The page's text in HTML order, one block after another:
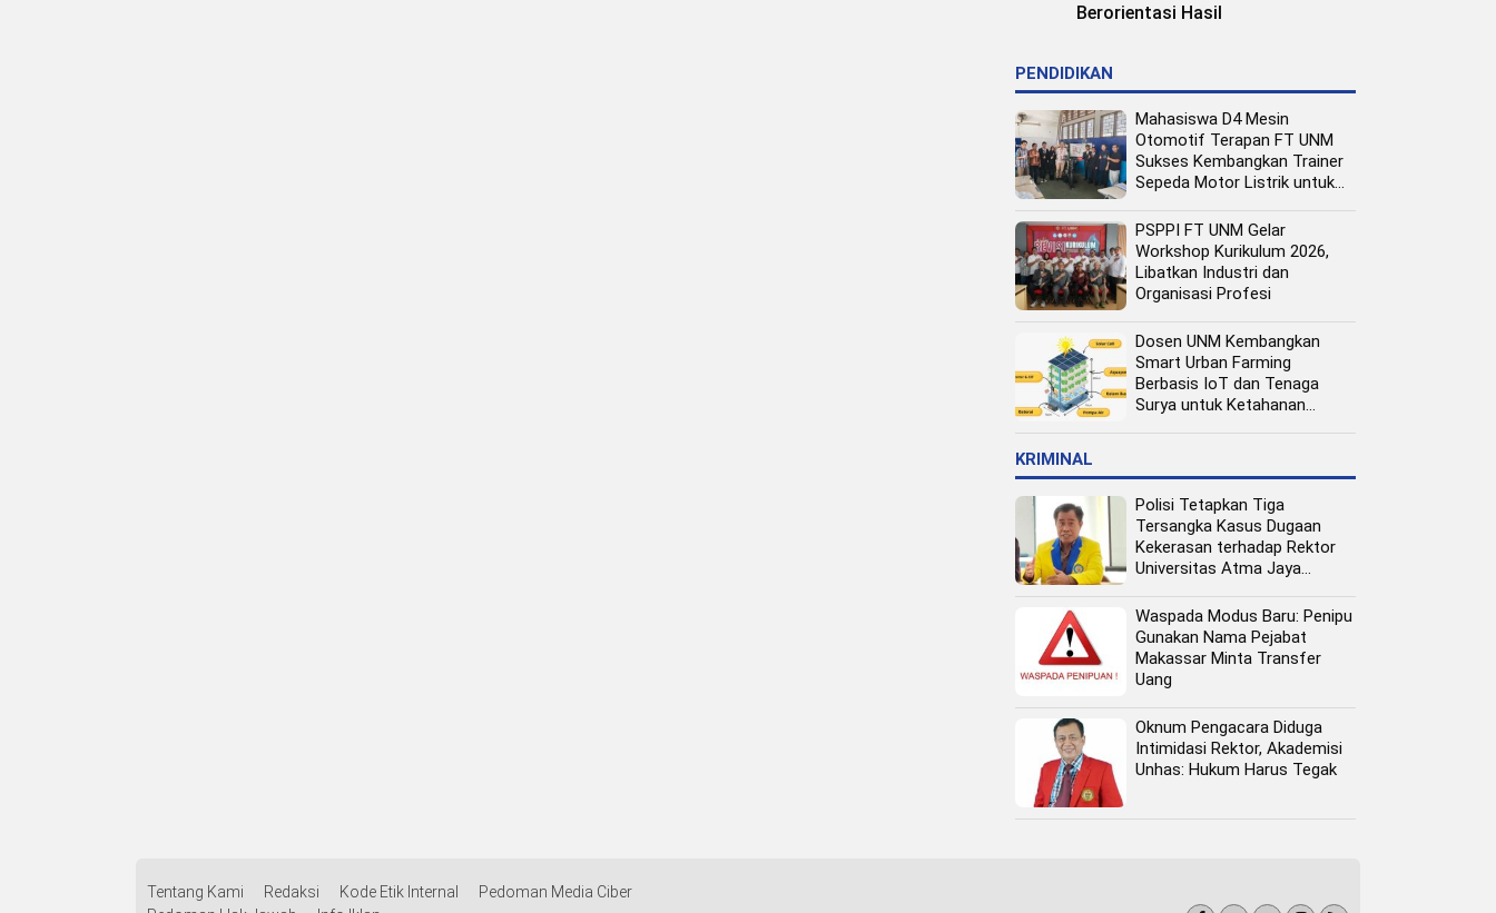
Berorientasi Hasil
PENDIDIKAN
Mahasiswa D4 Mesin
Otomotif Terapan FT UNM
Sukses Kembangkan Trainer
Sepeda Motor Listrik untuk
PSPPI FT UNM Gelar
Workshop Kurikulum 2026,
Libatkan Industri dan
Organisasi Profesi
Dosen UNM Kembangkan
Smart Urban Farming
Berbasis IoT dan Tenaga
Surya untuk Ketahanan
KRIMINAL
Polisi Tetapkan Tiga
Tersangka Kasus Dugaan
Kekerasan terhadap Rektor
Universitas Atma Jaya
Waspada Modus Baru: Penipu
Gunakan Nama Pejabat
Makassar Minta Transfer
Uang
Oknum Pengacara Diduga
Intimidasi Rektor, Akademisi
Unhas: Hukum Harus Tegak
Tentang Kami Redaksi Kode Etik Internal
Pedoman Media Ciber